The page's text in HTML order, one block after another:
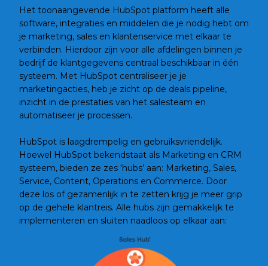
Het toonaangevende HubSpot platform heeft alle
software, integraties en middelen die je nodig hebt om
je marketing, sales en klantenservice met elkaar te
verbinden. Hierdoor zijn voor alle afdelingen binnen je
bedrijf de klantgegevens centraal beschikbaar in één
systeem. Met HubSpot centraliseer je je
marketingacties, heb je zicht op de deals pipeline,
inzicht in de prestaties van het salesteam en
automatiseer je processen.
HubSpot is laagdrempelig en gebruiksvriendelijk.
Hoewel HubSpot bekendstaat als Marketing en CRM
systeem, bieden ze zes ‘hubs’ aan: Marketing, Sales,
Service, Content, Operations en Commerce. Door
deze los of gezamenlijk in te zetten krijg je meer grip
op de gehele klantreis. Alle hubs zijn gemakkelijk te
implementeren en sluiten naadloos op elkaar aan: